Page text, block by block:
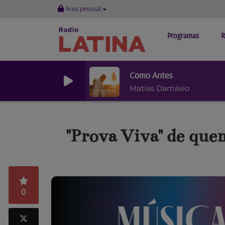
Área pessoal
Programas
Como Antes
Matias Damásio
"Prova Viva" de
0